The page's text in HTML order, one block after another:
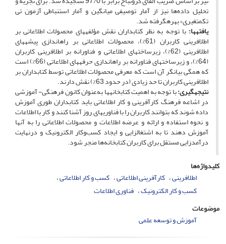
تحلیل داده‌ها نیز از آمار توصیفی میانگین و آمار استنباطی آزمون تی
تک‎متغیری» بهره‎گرفته شد.
یافته‏ها: با توجه به نظر کتابداران نقش مؤلفه‎های محصولات اطلاعاتی بر
اطلافرینی کاربران (61%)، محصولات اطلاعاتی بر راه‏اندازی پیشه‏های
اطلافرینی (62%)، زیرساخت‎های اطلاعاتی و فناورانه بر اطلافرینی کاربران
(64%)، و زیرساخت‏های فناورانه بر راه‏اندازی حرفه‎های اطلاعاتی (66%) است
که همگی بیانگر آن است که معرفی محصولات اطلاعاتی توسط کتابداران بر
اطلافرینی کاربران تا حد زیادی (در حدود 63%) نقش دارند.
نتیجه‏گیری:با توجه به اهمیت کتابخانه‏ها به‌عنوان کانون فرهنگی- آموزشی
در اشاعه فرهنگ کارآفرینی و کار اطلاعاتی باید کتابداران طوری آموزش
داده شوند که بتوانند کاربران را با فناوری‎های روز آشنا کنند و کار با اطلاعات
و نحوه استفاده و ارائه و عرضه اطلاعات و محصولات اطلاعاتی را به آنها
آموزش دهند تا به اشتغال‎زایی و ایجاد کسب‌وکار الکترونیک و درنهایت
درآمدزایی مستقل برای کاربران کتابخانه‏‌ها منجر شود.
کلیدواژه‌ها
اطلافرینی کارآفرینی اطلاعاتی کسب و کار اطلاعاتی
کسب و کار الکترونیک فناوری‎ اطلاعات
موضوعات
آموزش و توسعه علمی